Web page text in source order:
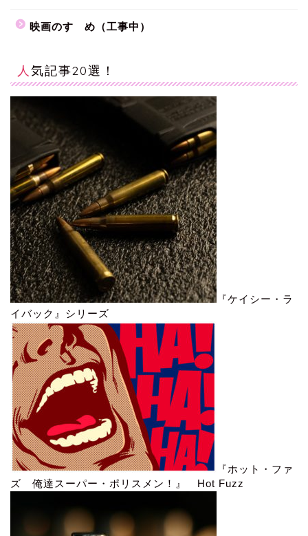
映画のすゝめ（工事中）
人気記事20選！
『ケイシー・ラ
イバック』シリーズ
『ホット・ファ
ズ 俺達スーパー・ポリスメン！』 Hot Fuzz